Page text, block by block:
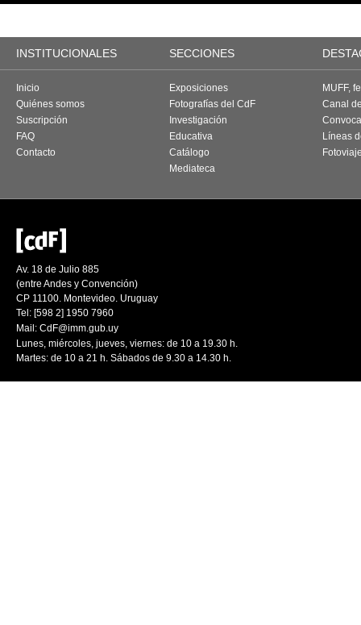
INSTITUCIONALES SECCIONES
Inicio
Quiénes somos
Suscripción
FAQ
Contacto
Exposiciones
Fotografías del CdF
Investigación
Educativa
Catálogo
Mediateca
MUFF,
Canal
Líneas
Av. 18 de Julio 885
(entre Andes y Convención)
CP 11100. Montevideo. Uruguay
Tel: [598 2] 1950 7960
Mail: CdF@imm.gub.uy
Lunes, miércoles, jueves, viernes: de 10 a 19.30 h.
Martes: de 10 a 21 h. Sábados de 9.30 a 14.30 h.